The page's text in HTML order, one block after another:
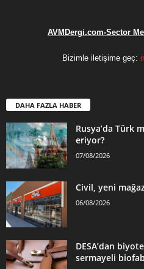
AVMDergi.com-Sector
Bizimle iletişime geç:
DAHA FAZLA HABER
Rusya’da Türk
eriyor?
07/08/2026
Civil, yeni
06/08/2026
DESA’dan
sermayeli